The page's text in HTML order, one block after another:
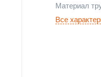
Материал
Все